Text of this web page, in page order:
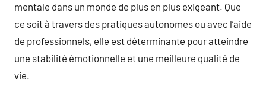
mentale dans un monde de plus en plus exigeant. Que
ce soit à travers des pratiques autonomes ou avec l’aide
de professionnels, elle est déterminante pour atteindre
une stabilité émotionnelle et une meilleure qualité de
vie.